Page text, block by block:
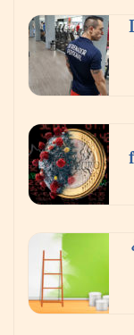
La poda de
cómo?